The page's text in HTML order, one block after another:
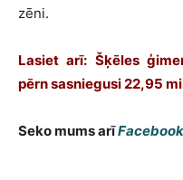
zēni.
Lasiet arī: Šķēles
pērn sasniegusi 22,95
Seko mums arīFacebook